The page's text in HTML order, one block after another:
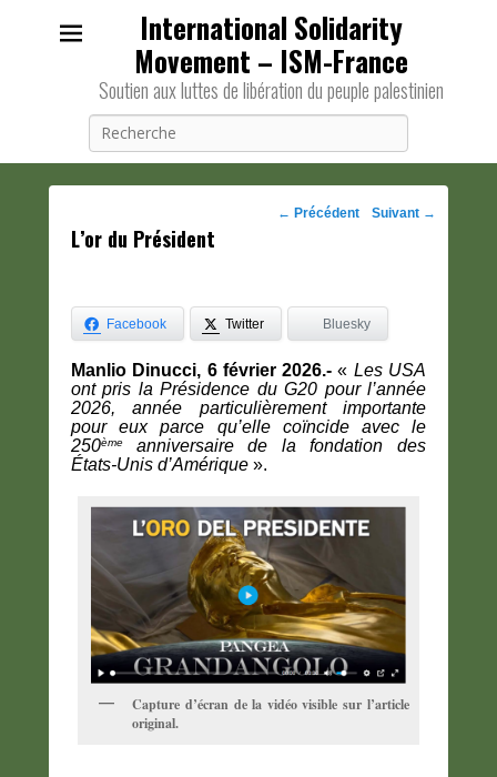
International Solidarity
Movement – ISM-France
Soutien aux luttes de libération du peuple palestinien
Navigation
← Précédent Suivant →
L’or du Président
Facebook Twitter Bluesky
Manlio Dinucci, 6 février 2026.- « Les USA
ont pris la Présidence du G20 pour l’année
2026, année particulièrement importante
pour eux parce qu’elle coïncide avec le
250ème anniversaire de la fondation des
États-Unis d’Amérique ».
Capture d’écran de la vidéo visible sur l’article
original.